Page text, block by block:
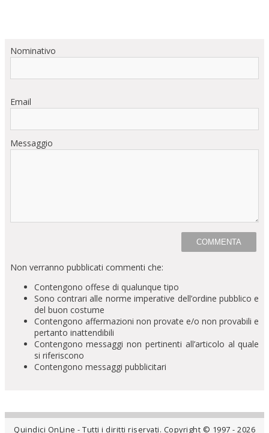
Nominativo
Email
Messaggio
Non verranno pubblicati commenti che:
Contengono offese di qualunque tipo
Sono contrari alle norme imperative dell’ordine pubblico e
del buon costume
Contengono affermazioni non provate e/o non provabili e
pertanto inattendibili
Contengono messaggi non pertinenti all’articolo al quale
si riferiscono
Contengono messaggi pubblicitari
Quindici OnLine - Tutti i diritti riservati. Copyright © 1997 - 2026